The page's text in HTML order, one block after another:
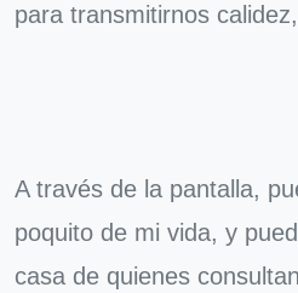
para transmitirnos
A través de la pantalla,
poquito de mi vida, y
casa de quienes